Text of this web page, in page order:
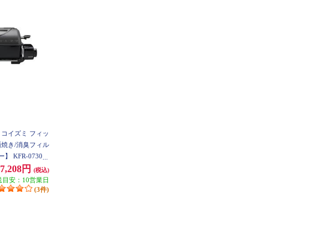
コイズミ フィッ
き/消臭フィル
】 KFR-0730-
7,208円 (税込)
目安：10営業日
(3件)